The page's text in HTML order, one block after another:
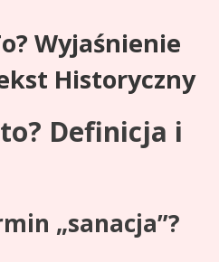
Wyjaśnienie
Historyczny
Definicja i
„sanacja”?